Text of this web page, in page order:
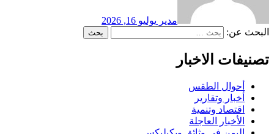
مدير يوليو 16, 2026
البحث عن:
تصنيفات الاخبار
أحوال الطقس
أخبار وتقارير
اقتصاد وتنمية
الأخبار العاجلة